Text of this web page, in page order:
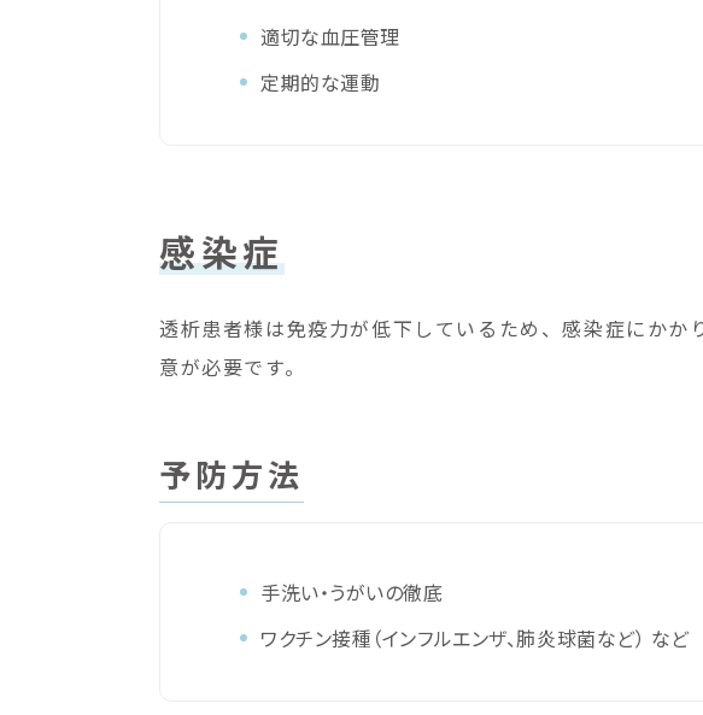
適切な血圧管理
定期的な運動
感染症
透析患者様は免疫力が低下しているため、感染症にか
意が必要です。
予防方法
手洗い・うがいの徹底
ワクチン接種（インフルエンザ、肺炎球菌など） など